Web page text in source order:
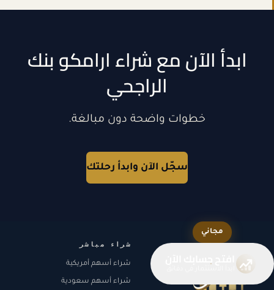
ابدأ الآن مع شراء ارامكو بنك
الراجحي
خطوات واضحة دون مبالغة.
سجّل الآن وابدأ رحلتك
مجاني
افتح حسابك الآن
شراء مباشر
شراء أسهم أمريكية
شراء أسهم سعودية